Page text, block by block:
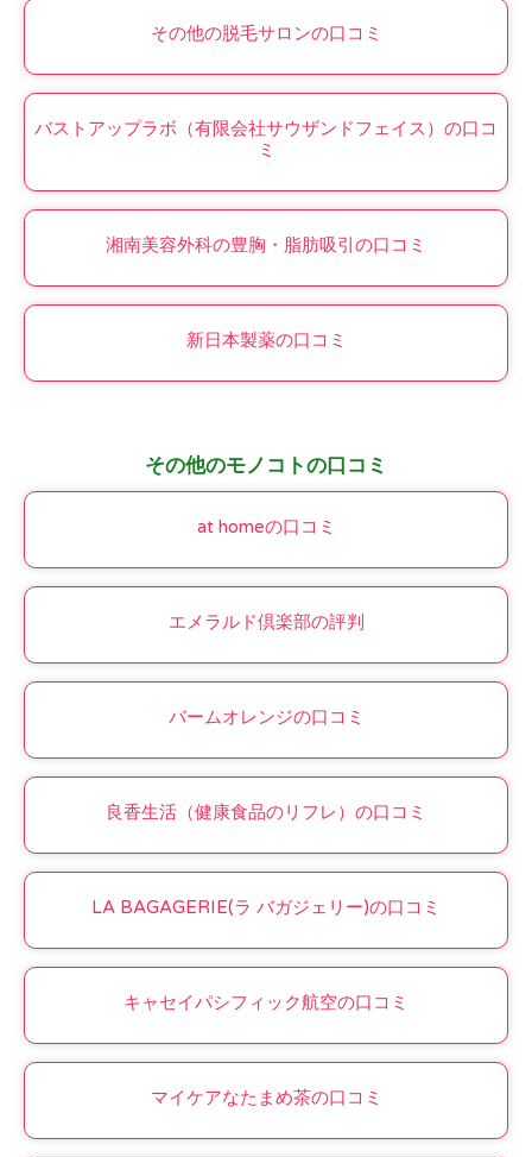
その他の脱毛サロンの口コミ
バストアップラボ（有限会社サウザンドフェイス）の口コ
ミ
湘南美容外科の豊胸・脂肪吸引の口コミ
新日本製薬の口コミ
その他のモノコトの口コミ
at homeの口コミ
エメラルド倶楽部の評判
バームオレンジの口コミ
良香生活（健康食品のリフレ）の口コミ
LA BAGAGERIE(ラ バガジェリー)の口コミ
キャセイパシフィック航空の口コミ
マイケアなたまめ茶の口コミ